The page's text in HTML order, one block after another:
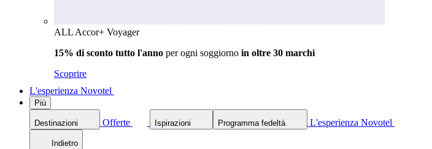
ALL Accor+ Voyager
15% di sconto tutto l'anno per ogni soggiorno in oltre 30 marchi
Scoprire
L'esperienza Novotel
Più
Destinazioni Offerte Ispirazioni Programma fedeltà L'esperienza Novotel
Indietro